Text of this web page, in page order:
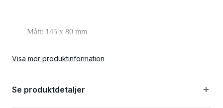
Mått: 145 x 80 mm
Vikt: 144 g
Visa mer produktinformation
Se produktdetaljer